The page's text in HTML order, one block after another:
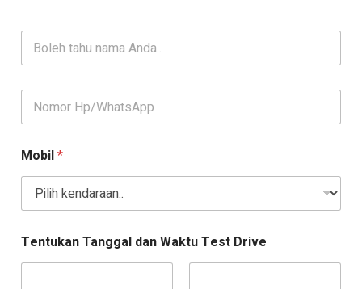
N
m
K
n
a
k
Mobil*
Tentukan Tanggal dan Waktu Test Drive